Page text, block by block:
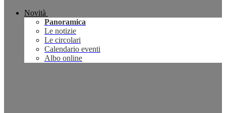
Novità
Panoramica
Le notizie
Le circolari
Calendario eventi
Albo online